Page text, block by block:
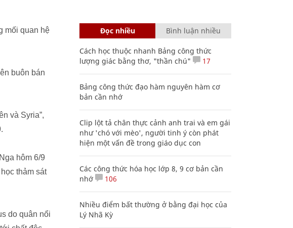
mối quan hệ
buôn bán
và Syria”,
hôm 6/9
thảm sát
do quân nổi
Đọc nhiều Bình luận nhiều
Cách học thuộc nhanh Bảng công thức
lượng giác bằng thơ, "thần chú"
17
Bảng công thức đạo hàm nguyên hàm cơ
bản cần nhớ
Clip lột tả chân thực cảnh anh trai và em gái
như 'chó với mèo', người tinh ý còn phát
hiện một vấn đề trong giáo dục con
Các công thức hóa học lớp 8, 9 cơ bản cần
nhớ
106
Nhiều điểm bất thường ở bằng đại học của
Lý Nhã Kỳ